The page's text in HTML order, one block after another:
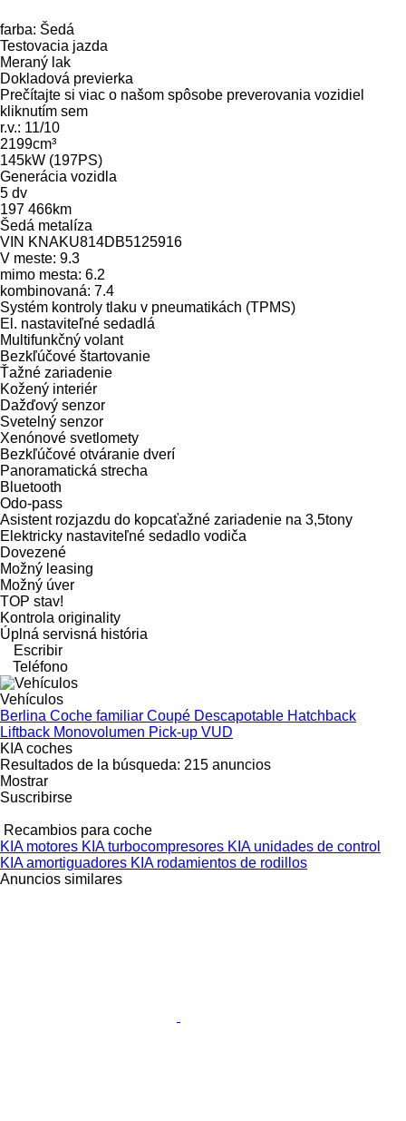
farba: Šedá
Testovacia jazda
Meraný lak
Dokladová previerka
Prečítajte si viac o našom spôsobe preverovania vozidiel
kliknutím sem
r.v.: 11/10
2199cm³
145kW (197PS)
Generácia vozidla
5 dv
197 466km
Šedá metalíza
VIN KNAKU814DB5125916
V meste: 9.3
mimo mesta: 6.2
kombinovaná: 7.4
Systém kontroly tlaku v pneumatikách (TPMS)
El. nastaviteľné sedadlá
Multifunkčný volant
Bezkľúčové štartovanie
Ťažné zariadenie
Kožený interiér
Dažďový senzor
Svetelný senzor
Xenónové svetlomety
Bezkľúčové otváranie dverí
Panoramatická strecha
Bluetooth
Odo-pass
Asistent rozjazdu do kopcaťažné zariadenie na 3,5tony
Elektricky nastaviteľné sedadlo vodiča
Dovezené
Možný leasing
Možný úver
TOP stav!
Kontrola originality
Úplná servisná história
Escribir
Teléfono
Vehículos
Berlina Coche familiar Coupé Descapotable Hatchback
Liftback Monovolumen Pick-up VUD
KIA coches
Resultados de la búsqueda: 215 anuncios
Mostrar
Suscribirse
Recambios para coche
KIA motores KIA turbocompresores KIA unidades de control
KIA amortiguadores KIA rodamientos de rodillos
Anuncios similares